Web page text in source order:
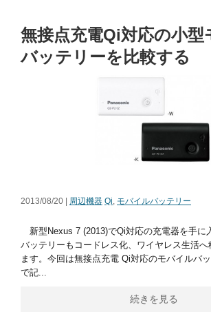
無接点充電Qi対応の小型
バッテリーを比較する
2013/08/20 | 周辺機器 Qi, モバイルバッテリー
新型Nexus 7 (2013)でQi対応の充電器を手に
バッテリーもコードレス化、ワイヤレス生活
ます。今回は無接点充電 Qi対応のモバイルバ
で記...
続きを見る